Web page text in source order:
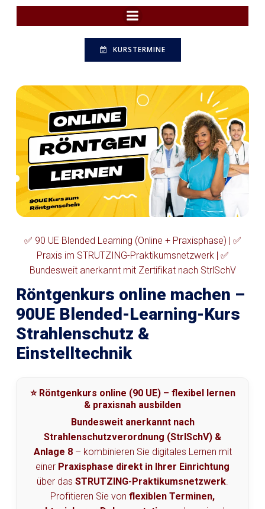
Zum
Inhalt
KURSTERMINE
✅ 90 UE Blended Learning (Online + Praxisphase) | ✅
Praxis im STRUTZING-Praktikumsnetzwerk | ✅
Bundesweit anerkannt mit Zertifikat nach StrlSchV
Röntgenkurs online machen –
90UE Blended-Learning-Kurs
Strahlenschutz &
Einstelltechnik
⭐ Röntgenkurs online (90 UE) – flexibel lernen
& praxisnah ausbilden
Bundesweit anerkannt nach
Strahlenschutzverordnung (StrlSchV) &
Anlage 8– kombinieren Sie digitales Lernen mit
einer Praxisphase direkt in Ihrer Einrichtung
über das STRUTZING-Praktikumsnetzwerk
Profitieren Sie von flexiblen Terminen,